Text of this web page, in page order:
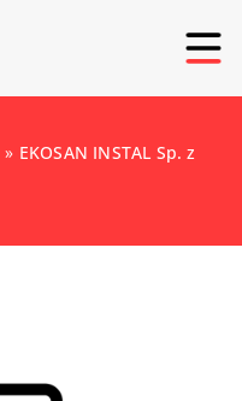
» EKOSAN INSTAL Sp. z